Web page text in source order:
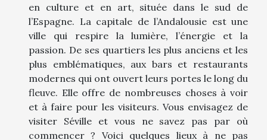
en culture et en art, située dans le sud de
l’Espagne. La capitale de l’Andalousie est une
ville qui respire la lumière, l’énergie et la
passion. De ses quartiers les plus anciens et les
plus emblématiques, aux bars et restaurants
modernes qui ont ouvert leurs portes le long du
fleuve. Elle offre de nombreuses choses à voir
et à faire pour les visiteurs. Vous envisagez de
visiter Séville et vous ne savez pas par où
commencer ? Voici quelques lieux à ne pas